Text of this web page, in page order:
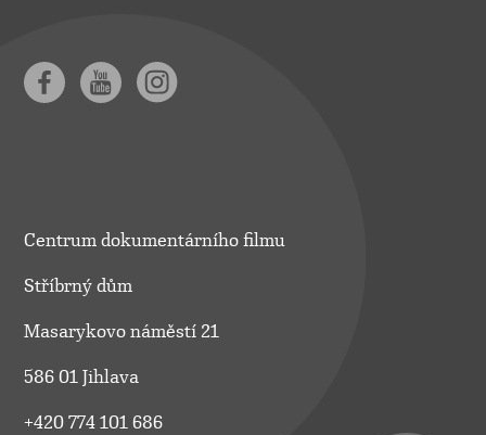
Centrum dokumentárního filmu
Stříbrný dům
Masarykovo náměstí 21
586 01 Jihlava
+420 774 101 686